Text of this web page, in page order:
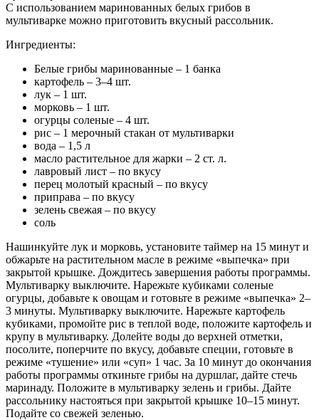
С использованием маринованных белых грибов в
мультиварке можно приготовить вкусный рассольник.
Ингредиенты:
Белые грибы маринованные – 1 банка
картофель – 3–4 шт.
лук – 1 шт.
морковь – 1 шт.
огурцы соленые – 4 шт.
рис – 1 мерочный стакан от мультиварки
вода – 1,5 л
масло растительное для жарки – 2 ст. л.
лавровый лист – по вкусу
перец молотый красный – по вкусу
приправа – по вкусу
зелень свежая – по вкусу
соль
Нашинкуйте лук и морковь, установите таймер на 15 минут и
обжарьте на растительном масле в режиме «выпечка» при
закрытой крышке. Дождитесь завершения работы программы.
Мультиварку выключите. Нарежьте кубиками соленые
огурцы, добавьте к овощам и готовьте в режиме «выпечка» 2–
3 минуты. Мультиварку выключите. Нарежьте картофель
кубиками, промойте рис в теплой воде, положите картофель и
крупу в мультиварку. Долейте воды до верхней отметки,
посолите, поперчите по вкусу, добавьте специи, готовьте в
режиме «тушение» или «суп» 1 час. За 10 минут до окончания
работы программы откиньте грибы на дуршлаг, дайте стечь
маринаду. Положите в мультиварку зелень и грибы. Дайте
рассольнику настояться при закрытой крышке 10–15 минут.
Подайте со свежей зеленью.